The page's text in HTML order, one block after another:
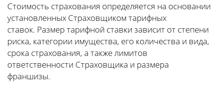
Стоимость страхования определяется на основании
установленных Страховщиком тарифных
ставок. Размер тарифной ставки зависит от степени
риска, категории имущества, его количества и вида,
срока страхования, а также лимитов
ответственности Страховщика и размера
франшизы.